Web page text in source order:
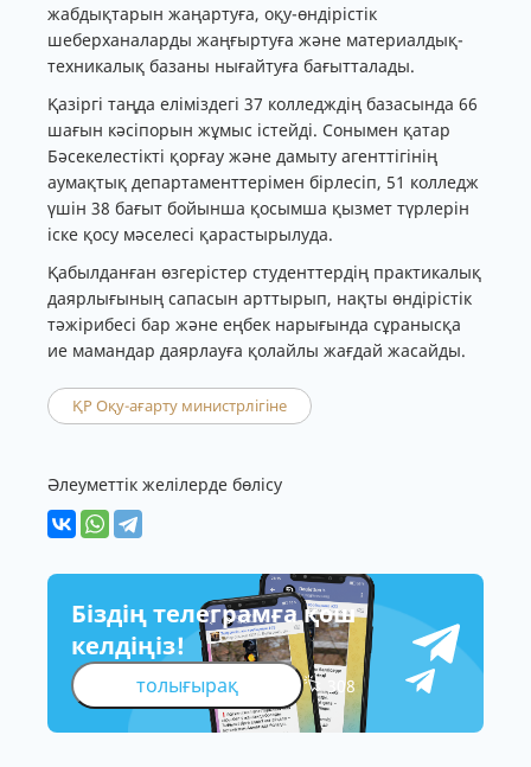
жабдықтарын жаңартуға, оқу-өндірістік
шеберханаларды жаңғыртуға және материалдық-
техникалық базаны нығайтуға бағытталады.
Қазіргі таңда еліміздегі 37 колледждің базасында 66
шағын кәсіпорын жұмыс істейді. Сонымен қатар
Бәсекелестікті қорғау және дамыту агенттігінің
аумақтық департаменттерімен бірлесіп, 51 колледж
үшін 38 бағыт бойынша қосымша қызмет түрлерін
іске қосу мәселесі қарастырылуда.
Қабылданған өзгерістер студенттердің практикалық
даярлығының сапасын арттырып, нақты өндірістік
тәжірибесі бар және еңбек нарығында сұранысқа
ие мамандар даярлауға қолайлы жағдай жасайды.
ҚР Оқу-ағарту министрлігіне
Әлеуметтік желілерде бөлісу
Біздің телеграмға қош
келдіңіз!
толығырақ 308